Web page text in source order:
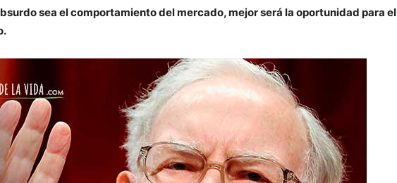
sea el comportamiento del mercado, mejor será la oportunidad para el